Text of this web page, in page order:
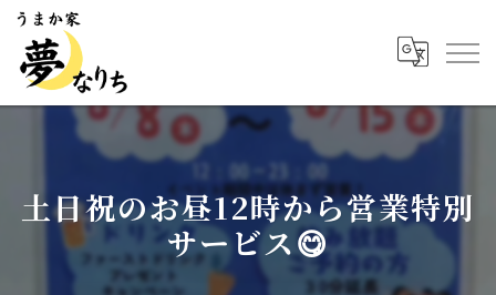
土日祝のお昼12時から営業特別
サービス😋